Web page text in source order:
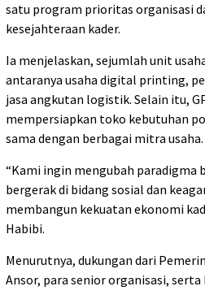
satu program prioritas organisasi
kesejahteraan kader.
Ia menjelaskan, sejumlah unit
antaranya usaha digital printing,
jasa angkutan logistik. Selain itu,
mempersiapkan toko kebutuhan
sama dengan berbagai mitra usaha.
“Kami ingin mengubah paradigma
bergerak di bidang sosial dan
membangun kekuatan ekonomi
Habibi.
Menurutnya, dukungan dari
Ansor, para senior organisasi,